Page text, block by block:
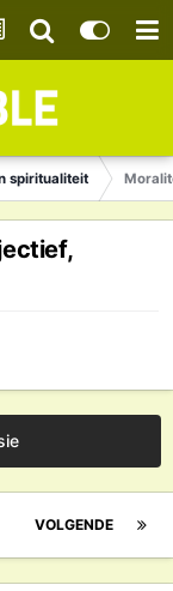
spiritualiteit
VOLGENDE